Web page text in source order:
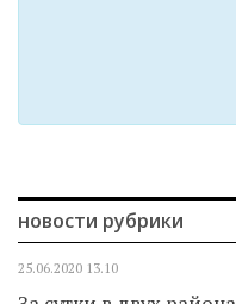
новости рубрики
25.06.2020 13.10